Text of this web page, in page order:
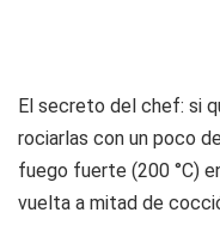
El secreto del chef: si
rociarlas con un poco
fuego fuerte (200 °C)
vuelta a mitad de